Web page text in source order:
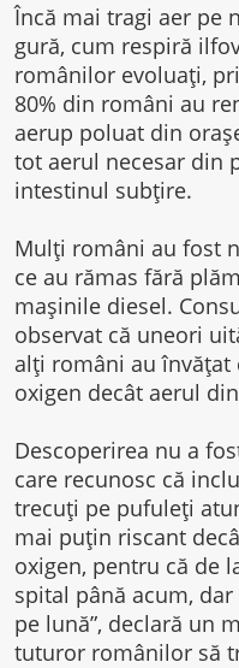
Încă mai tragi aer pe
gură, cum respiră
românilor evoluați,
80% din români au
aerup poluat din
tot aerul necesar din
intestinul subțire.
Mulți români au fost
ce au rămas fără
mașinile diesel.
observat că uneori
alți români au
oxigen decât aerul
Descoperirea nu a
care recunosc că
trecuți pe pufuleți
mai puțin riscant
oxigen, pentru că de
spital până acum,
pe lună”, declară un
tuturor românilor să